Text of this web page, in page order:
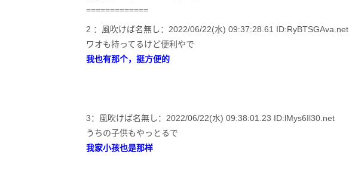
=============
2 ：風吹けば名無し：2022/06/22(水) 09:37:28.61 ID:RyBTSGAva.net
ワオも持ってるけど便利やで
我也有那个，挺方便的
3：風吹けば名無し：2022/06/22(水) 09:38:01.23 ID:lMys6Il30.net
うちの子供もやっとるで
我家小孩也是那样